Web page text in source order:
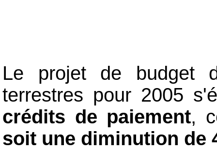
Le projet de budget
terrestres pour 2005
crédits de paiement,
soit une diminution de